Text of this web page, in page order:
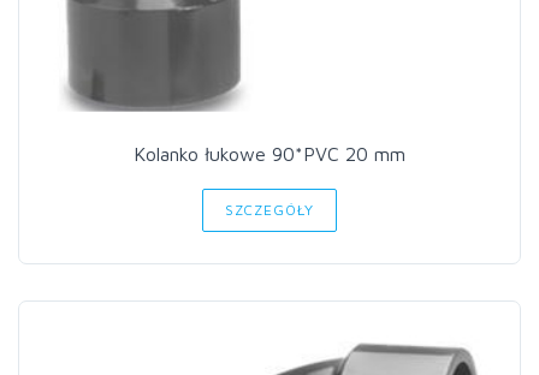
Kolanko łukowe 90*PVC 20 mm
SZCZEGÓŁY